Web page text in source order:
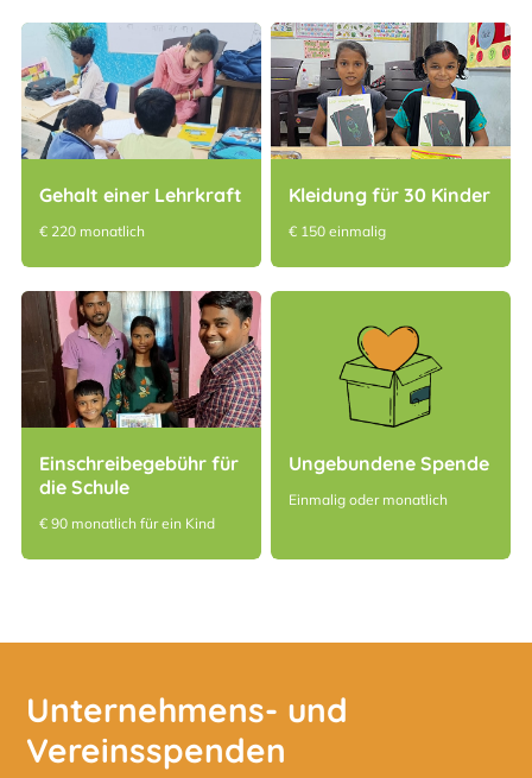
Gehalt einer Lehrkraft
€ 220 monatlich
Kleidung für 30 Kinder
€ 150 einmalig
Einschreibegebühr für
die Schule
€ 90 monatlich für ein Kind
Ungebundene Spende
Einmalig oder monatlich
Unternehmens- und
Vereinsspenden